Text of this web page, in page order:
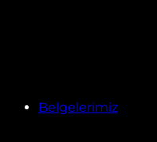
Belgelerimiz